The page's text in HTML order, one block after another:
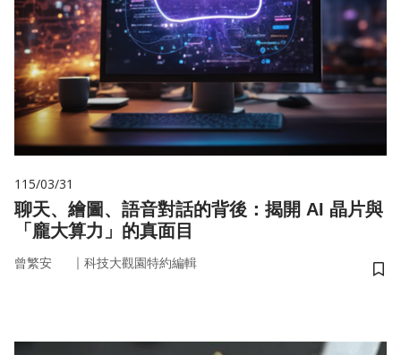
115/03/31
聊天、繪圖、語音對話的背後：揭開 AI 晶片與
「龐大算力」的真面目
曾繁安 ｜ 科技大觀園特約編輯
儲